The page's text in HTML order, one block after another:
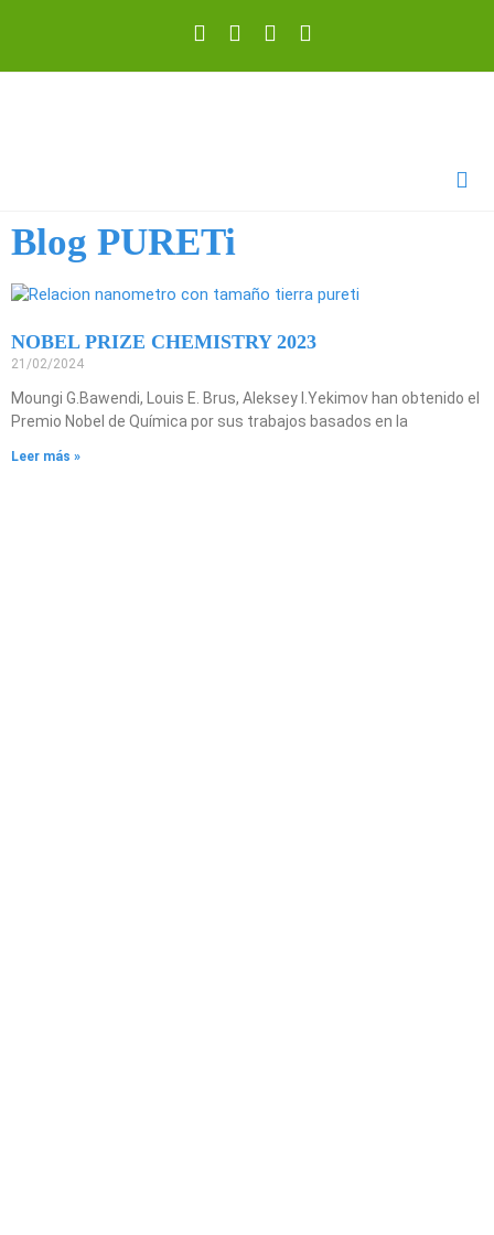
Blog PURETi
NOBEL PRIZE CHEMISTRY 2023
21/02/2024
Moungi G.Bawendi, Louis E. Brus, Aleksey I.Yekimov han obtenido el
Premio Nobel de Química por sus trabajos basados en la
Leer más »